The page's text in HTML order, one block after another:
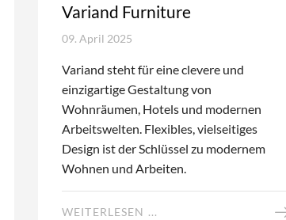
Variand Furniture
09. April 2025
Variand steht für eine clevere und
einzigartige Gestaltung von
Wohnräumen, Hotels und modernen
Arbeitswelten. Flexibles, vielseitiges
Design ist der Schlüssel zu modernem
Wohnen und Arbeiten.
WEITERLESEN ...